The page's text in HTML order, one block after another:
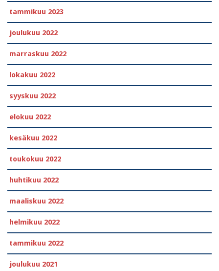
tammikuu 2023
joulukuu 2022
marraskuu 2022
lokakuu 2022
syyskuu 2022
elokuu 2022
kesäkuu 2022
toukokuu 2022
huhtikuu 2022
maaliskuu 2022
helmikuu 2022
tammikuu 2022
joulukuu 2021